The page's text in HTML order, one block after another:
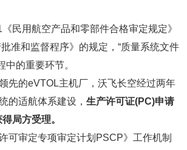
民用航空产品和零部件合格审定规定》
准和监督程序》的规定，“质量系统文件
中的重要环节。
先的eVTOL主机厂，沃飞长空经过两年
的适航体系建设， 生产许可证(PC)申请
局方受理。
可审定专项审定计划PSCP》工作机制